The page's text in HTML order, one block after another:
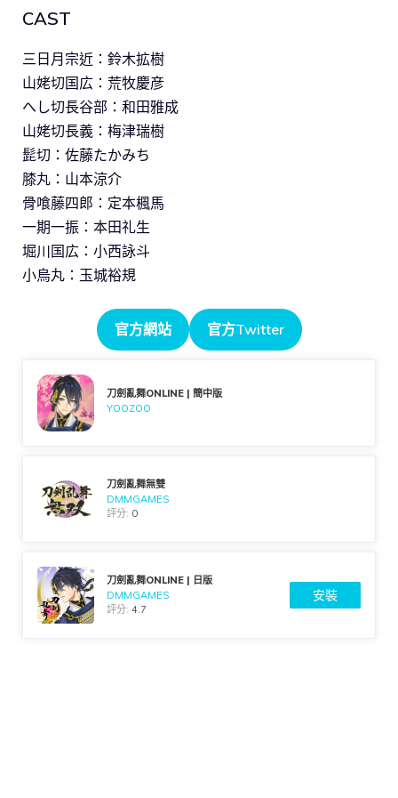
CAST
三日月宗近：鈴木拡樹
山姥切国広：荒牧慶彦
へし切長谷部：和田雅成
山姥切長義：梅津瑞樹
髭切：佐藤たかみち
膝丸：山本涼介
骨喰藤四郎：定本楓馬
一期一振：本田礼生
堀川国広：小西詠斗
小烏丸：玉城裕規
官方網站 官方Twitter
刀劍亂舞ONLINE | 簡中版
YOOZOO
刀劍亂舞無雙
DMMGAMES
評分: 0
刀劍亂舞ONLINE | 日版
DMMGAMES
評分:4.7
安裝